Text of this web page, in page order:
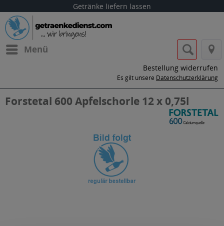
Getränke liefern lassen
Menü
Bestellung widerrufen
Es gilt unsere Datenschutzerklärung
Forstetal 600 Apfelschorle 12 x 0,75l